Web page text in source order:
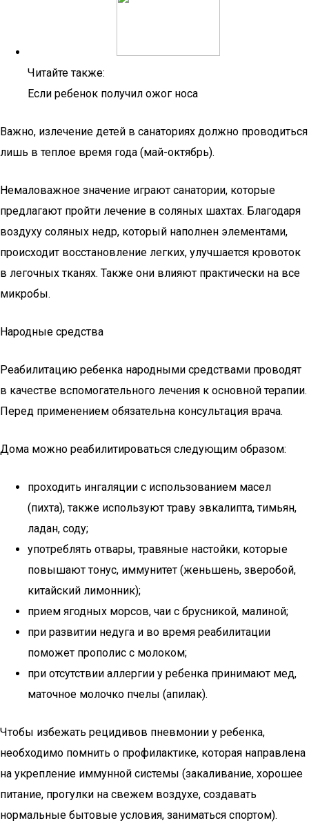
Читайте также:
Если ребенок получил ожог носа
Важно, излечение детей в санаториях должно проводиться
лишь в теплое время года (май-октябрь).
Немаловажное значение играют санатории, которые
предлагают пройти лечение в соляных шахтах. Благодаря
воздуху соляных недр, который наполнен элементами,
происходит восстановление легких, улучшается кровоток
в легочных тканях. Также они влияют практически на все
микробы.
Народные средства
Реабилитацию ребенка народными средствами проводят
в качестве вспомогательного лечения к основной терапии.
Перед применением обязательна консультация врача.
Дома можно реабилитироваться следующим образом:
проходить ингаляции с использованием масел
(пихта), также используют траву эвкалипта, тимьян,
ладан, соду;
употреблять отвары, травяные настойки, которые
повышают тонус, иммунитет (женьшень, зверобой,
китайский лимонник);
прием ягодных морсов, чаи с брусникой, малиной;
при развитии недуга и во время реабилитации
поможет прополис с молоком;
при отсутствии аллергии у ребенка принимают мед,
маточное молочко пчелы (апилак).
Чтобы избежать рецидивов пневмонии у ребенка,
необходимо помнить о профилактике, которая направлена
на укрепление иммунной системы (закаливание, хорошее
питание, прогулки на свежем воздухе, создавать
нормальные бытовые условия, заниматься спортом).